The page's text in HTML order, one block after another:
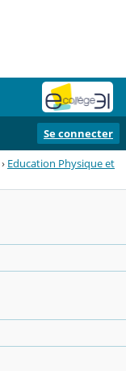
Se connecter
› Education Physique et